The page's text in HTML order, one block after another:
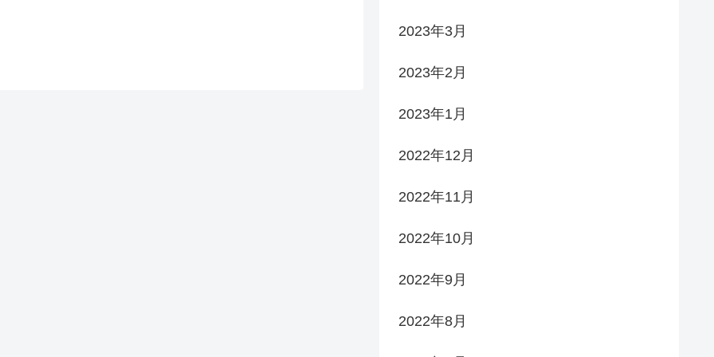
2023年3月
2023年2月
2023年1月
2022年12月
2022年11月
2022年10月
2022年9月
2022年8月